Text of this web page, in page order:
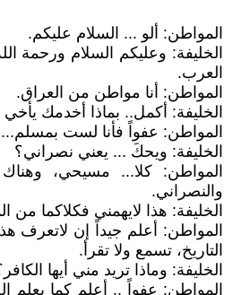
المواطن: ألو ... السلام عليكم.
الخليفة: وعليكم السلام ورحمة
العرب.
المواطن: أنا مواطن من العراق.
الخليفة: أكمل.. بماذا أخدمك
المواطن: عفواً فأنا لست بمسلم...
الخليفة: ويحكَ ... يعني نصراني؟
المواطن: كلا... مسيحي،
والنصراني.
الخليفة: هذا لايهمني فكلاكما من
المواطن: أعلم جيداً إن لاتعرف
التاريخ، تسمع ولا تقرأ.
الخليفة: وماذا تريد مني أيها
المواطن: عفواً .. أعلم كما يعلم